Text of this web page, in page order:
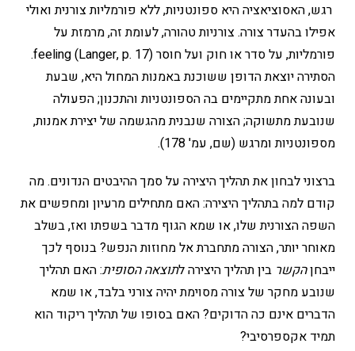
רגש, האסוציאציה היא ספונטניות, ללא פורמליות צורנית ואולי
אפילו בהעדר צורה. צורניות טהורה, לעומת זה, מרמזת על
פורמליות, על סדר או חוק ועל חוסר feeling (Langer, p. 17).
הסתירה יוצאת הדופן ששוכנת באמנות המחול היא, שבעת
ובעונה אחת מתקיימים בה הספונטניות והתכנון; הפעולה
שנובעת מתשוקה; הצורה שנבנית מהגשמה של יצירת אמנות,
מספונטניות ומרגש (שם, עמ' 178).
ברצוני לבחון את תהליך היצירה על סמך ההיבטים הנדונים. מה
קודם למה בתהליך היצירה: האם מתחילים מרעיון ומחפשים את
השפה הצורנית שלו, או שמא הגוף מדבר בשפתו ואז, בשלב
מאוחר יותר, הצורה מתחברת אל מחוזות הנפש? בנוסף לכך
ייבחןהקשר בין תהליך היצירה לתוצאה הסופית: האם תהליך
שנובע מחקר של צורה מסוימת יהיה צורני בלבד, או שמא
הדברים אינם כה הדוקים? האם בסופו של תהליך ריקוד הוא
תמיד אקספרסיבי?